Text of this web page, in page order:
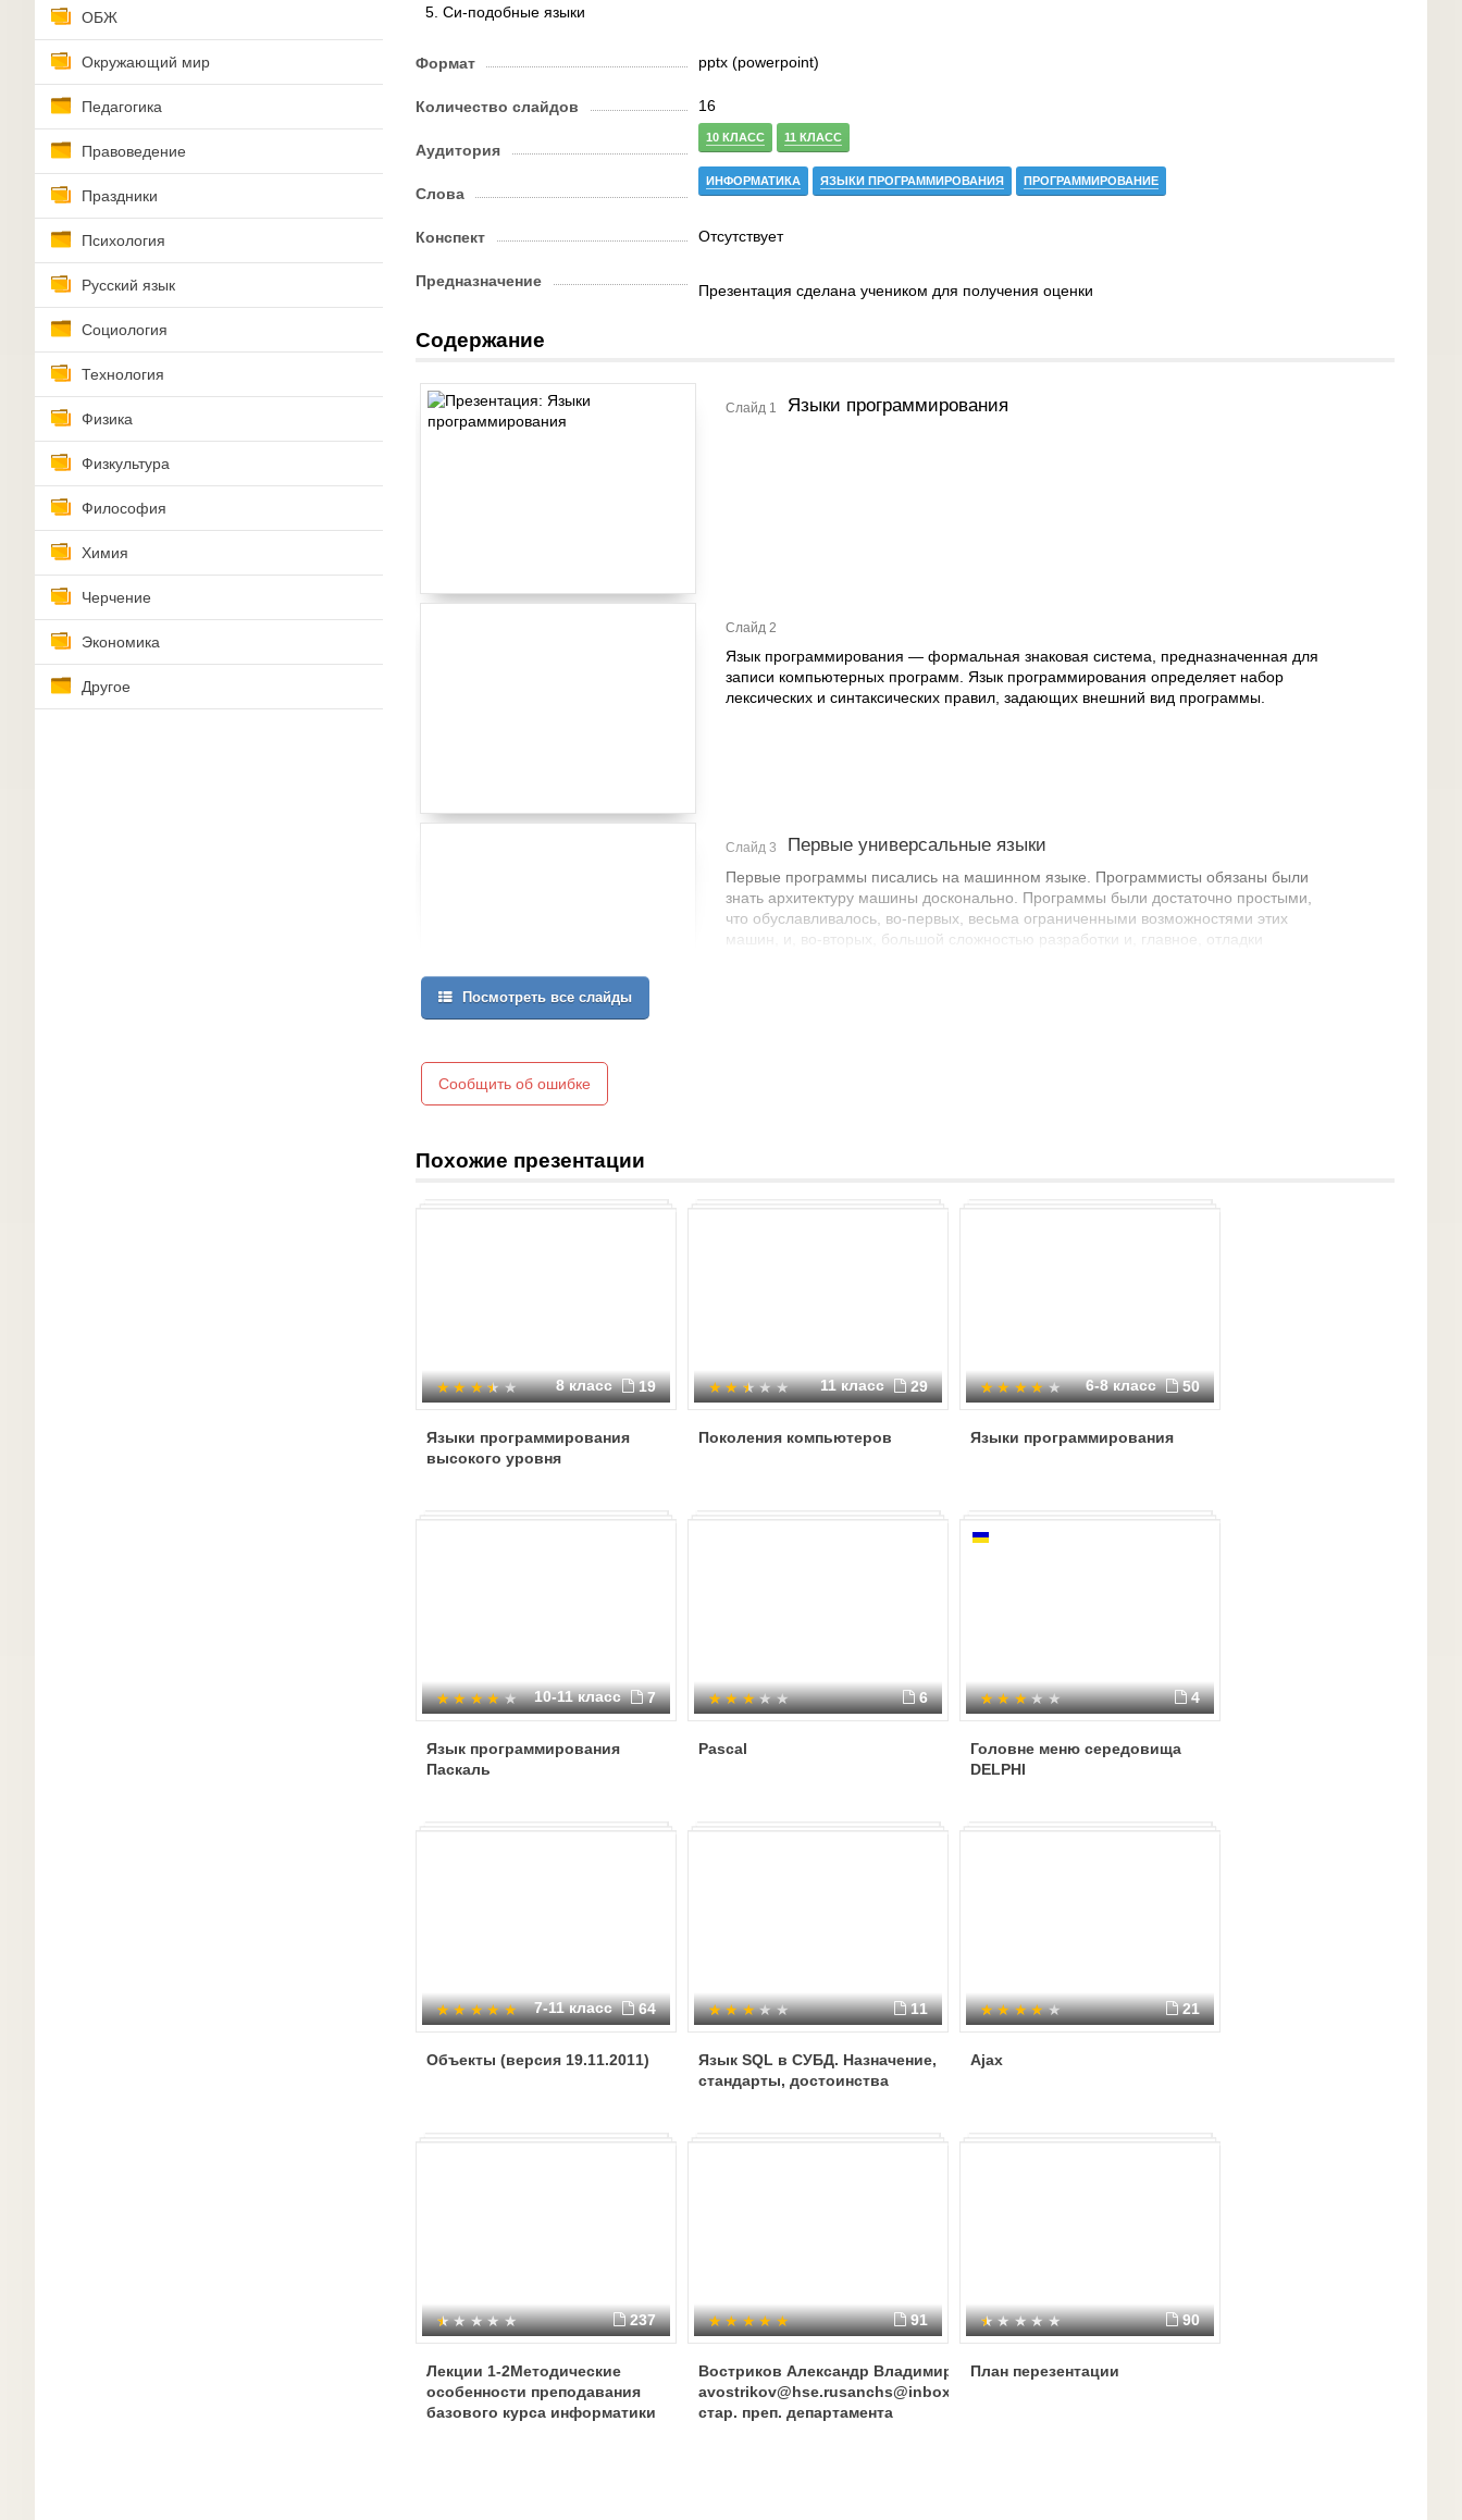
ОБЖ
Окружающий мир
Педагогика
Правоведение
Праздники
Психология
Русский язык
Социология
Технология
Физика
Физкультура
Философия
Химия
Черчение
Экономика
Другое
Cи-подобные языки
Формат pptx (powerpoint)
Количество слайдов 16
Аудитория
10 КЛАСС 11 КЛАСС
Слова
ИНФОРМАТИКА ЯЗЫКИ ПРОГРАММИРОВАНИЯ ПРОГРАММИРОВАНИЕ
Конспект Отсутствует
Предназначение
Презентация сделана учеником для получения оценки
Содержание
Слайд 1 Языки программирования
Слайд 2
Язык программирования — формальная знаковая система, предназначенная для
записи компьютерных программ. Язык программирования определяет набор
лексических и синтаксических правил, задающих внешний вид программы.
Слайд 3 Первые универсальные языки
Первые программы писались на машинном языке. Программисты обязаны были
знать архитектуру машины досконально. Программы были достаточно простыми,
что обуславливалось, во-первых, весьма ограниченными возможностями этих
машин, и, во-вторых, большой сложностью разработки и, главное, отладки
Посмотреть все слайды
Сообщить об ошибке
Похожие презентации
8 класс 19
Языки программирования
высокого уровня
11 класс 29
Поколения компьютеров
6-8 класс 50
Языки программирования
10-11 класс 7
Язык программирования
Паскаль
6
Pascal
4
Головне меню середовища
DELPHI
7-11 класс 64
Объекты (версия 19.11.2011)
11
Язык SQL в СУБД. Назначение,
стандарты, достоинства
21
Ajax
237
Лекции 1-2Методические
особенности преподавания
базового курса информатики
91
Востриков Александр Владимирович
avostrikov@hse.rusanchs@inbox.ruк.т.н.,
стар. преп. департамента
90
План перезентации